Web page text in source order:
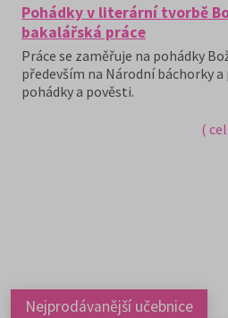
Pohádky v literární tvorbě
bakalářská práce
Práce se zaměřuje na pohádky
především na Národní báchorky
pohádky a pověsti.
(
Nejprodávanější učebnice